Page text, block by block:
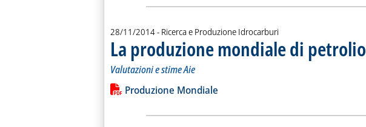
28/11/2014- Ricerca e Produzione Idrocarburi
La produzione mondiale di petrolio
Valutazioni e stime Aie
Leggi tutta la notizia: 'La produzione mondiale di petrolio '
Lista allegati PDF alla notizia
Produzione Mondiale